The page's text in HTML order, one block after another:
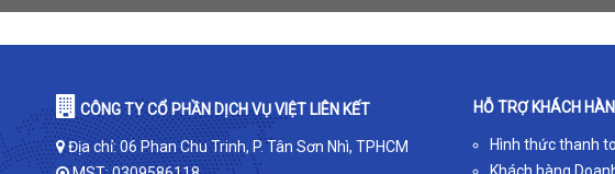
CÔNG TY CỔ PHẦN DỊCH VỤ VIỆT LIÊN KẾT
Địa chỉ: 06 Phan Chu Trinh, P. Tân Sơn Nhì, TPHCM
HỖ TRỢ KHÁCH
Hình thức thanh